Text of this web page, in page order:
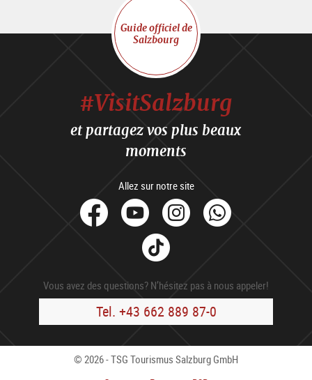
Guide officiel de
Salzbourg
#VisitSalzburg
et partagez vos plus beaux
moments
Allez sur notre site
facebook
YoutubeInstagram
Tik
Tok
Vous avez des questions? N’hésitez pas à nous appeler!
Tel. +43 662 889 87-0
© 2026 - TSG Tourismus Salzburg GmbH